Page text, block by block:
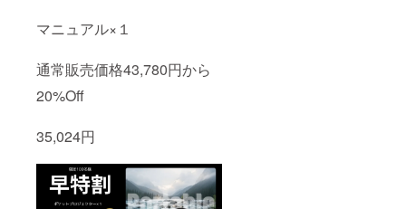
マニュアル×１
通常販売価格43,780円から
20%Off
35,024円